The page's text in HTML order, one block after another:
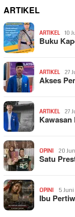
ARTIKEL
ARTIKEL 10
Buku
ARTIKEL 27
Akses
ARTIKEL 27
OPINI 20
Satu
OPINI 5
Ibu